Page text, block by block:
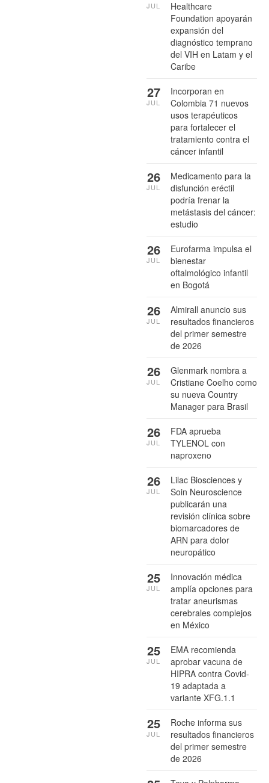
Healthcare
Foundation apoyarán
expansión del
diagnóstico temprano
del VIH en Latam y el
Caribe
JUL
Incorporan en
Colombia 71 nuevos
usos terapéuticos
para fortalecer el
tratamiento contra el
cáncer infantil
27
JUL
Medicamento para la
disfunción eréctil
podría frenar la
metástasis del cáncer:
estudio
26
JUL
Eurofarma impulsa el
bienestar
oftalmológico infantil
en Bogotá
26
JUL
Almirall anuncio sus
resultados financieros
del primer semestre
de 2026
26
JUL
Glenmark nombra a
Cristiane Coelho como
su nueva Country
Manager para Brasil
26
JUL
FDA aprueba
TYLENOL con
naproxeno
26
JUL
Lilac Biosciences y
Soin Neuroscience
publicarán una
revisión clínica sobre
biomarcadores de
ARN para dolor
neuropático
26
JUL
Innovación médica
amplía opciones para
tratar aneurismas
cerebrales complejos
en México
25
JUL
EMA recomienda
aprobar vacuna de
HIPRA contra Covid-
19 adaptada a
variante XFG.1.1
25
JUL
Roche informa sus
resultados financieros
del primer semestre
de 2026
25
JUL